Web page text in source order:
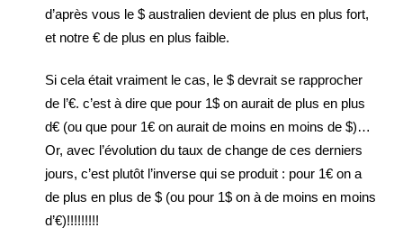
d’après vous le $ australien devient de plus en plus fort,
et notre € de plus en plus faible.
Si cela était vraiment le cas, le $ devrait se rapprocher
de l’€. c’est à dire que pour 1$ on aurait de plus en plus
d€ (ou que pour 1€ on aurait de moins en moins de $)…
Or, avec l’évolution du taux de change de ces derniers
jours, c’est plutôt l’inverse qui se produit : pour 1€ on a
de plus en plus de $ (ou pour 1$ on à de moins en moins
d’€)!!!!!!!!!